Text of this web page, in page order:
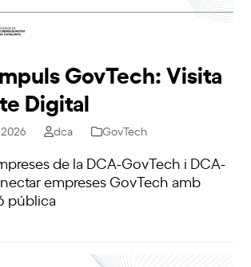
GovTech: Visita
Digital
dca GovTech
de la DCA-GovTech i DCA-
empreses GovTech amb
pública